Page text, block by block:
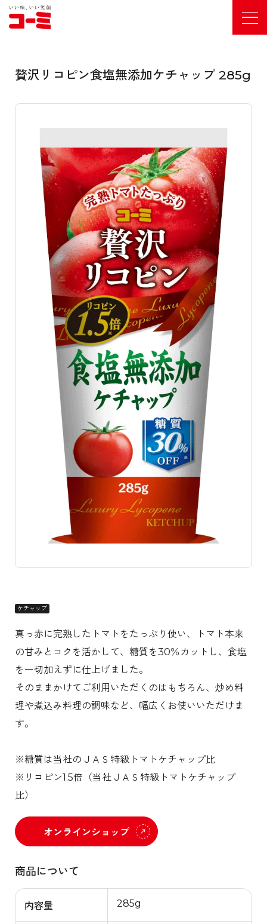
贅沢リコピン食塩無添加ケチャップ 285g
ケチャップ
真っ赤に完熟したトマトをたっぷり使い、トマト本来
の甘みとコクを活かして、糖質を30％カットし、食塩
を一切加えずに仕上げました。
そのままかけてご利用いただくのはもちろん、炒め料
理や煮込み料理の調味など、幅広くお使いいただけま
す。
※糖質は当社のＪＡＳ特級トマトケチャップ比
※リコピン1.5倍（当社ＪＡＳ特級トマトケチャップ
比）
オンラインショップ
商品について
内容量 285g